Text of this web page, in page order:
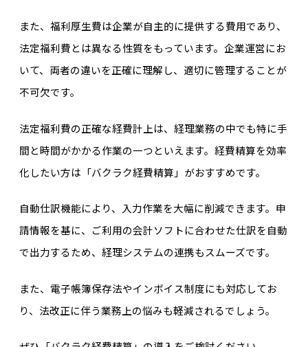
また、福利厚生費は企業が自主的に提供する費用であり、
法定福利費とは異なる性質をもっています。企業運営にお
いて、両者の違いを正確に理解し、適切に管理することが
不可欠です。
法定福利費の正確な経費計上は、経理業務の中でも特に手
間と時間がかかる作業の一つといえます。経費精算を効率
化したい方は「バクラク経費精算」がおすすめです。
自動仕訳機能により、入力作業を大幅に削減できます。申
請情報を基に、ご利用の会計ソフトに合わせた仕訳を自動
で出力するため、経理システムの連携もスムーズです。
また、電子帳簿保存法やインボイス制度にも対応してお
り、法改正に伴う業務上の悩みも軽減されるでしょう。